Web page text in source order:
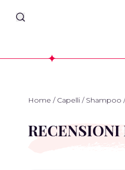
Home / Capelli / Shampoo /
RECENSIONI